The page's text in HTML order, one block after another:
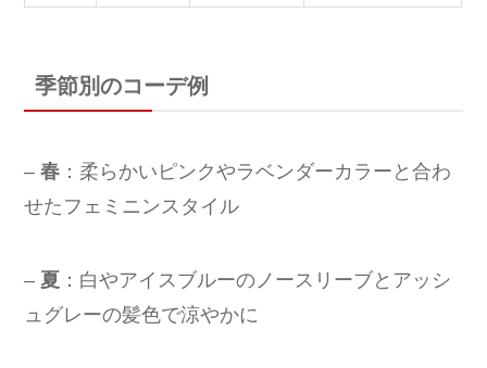
季節別のコーデ例
–春 ：柔らかいピンクやラベンダーカラーと合わ
せたフェミニンスタイル
– 夏 ：白やアイスブルーのノースリーブとアッシ
ュグレーの髪色で涼やかに